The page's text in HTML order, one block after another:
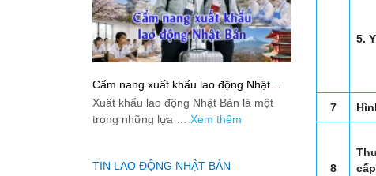
5.
7
8
Cẩm nang xuất khẩu lao động Nhật
Bản từ A-Z
Xuất khẩu lao động Nhật Bản là một
trong những lựa … Xem thêm
TIN LAO ĐỘNG NHẬT BẢN